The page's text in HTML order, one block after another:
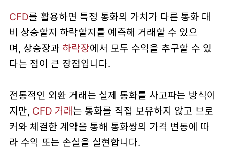
CFD를 활용하면 특정 통화의 가치가 다른 통화 대
비 상승할지 하락할지를 예측해 거래할 수 있으
며, 상승장과 하락장에서 모두 수익을 추구할 수 있
다는 점이 큰 장점입니다.
전통적인 외환 거래는 실제 통화를 사고파는 방식이
지만, CFD 거래는 통화를 직접 보유하지 않고 브로
커와 체결한 계약을 통해 통화쌍의 가격 변동에 따
라 수익 또는 손실을 실현합니다.